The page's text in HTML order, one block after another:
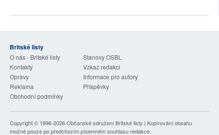
Britské listy
O nás - Britské listy
Stanovy OSBL
Kontakty
Vzkaz redakci
Opravy
Informace pro autory
Reklama
Příspěvky
Obchodní podmínky
Copyright © 1996-2026Občanské sdružení Britské listy | Kopírování obsahu
možné pouze po předchozím písemném souhlasu redakce.